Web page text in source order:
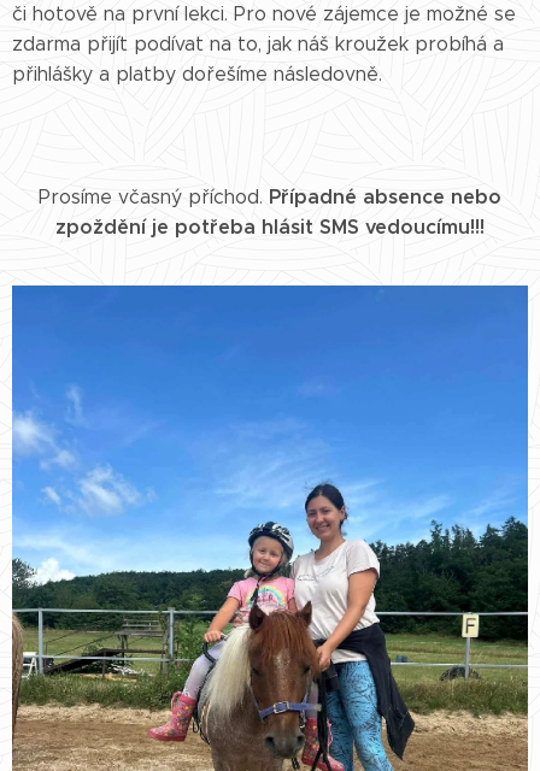
či hotově na první lekci. Pro nové zájemce je možné se
zdarma přijít podívat na to, jak náš kroužek probíhá a
přihlášky a platby dořešíme následovně.
Prosíme včasný příchod. Případné absence nebo
zpoždění je potřeba hlásit SMS vedoucímu!!!